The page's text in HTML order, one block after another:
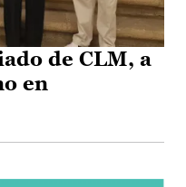
de CLM, a
en